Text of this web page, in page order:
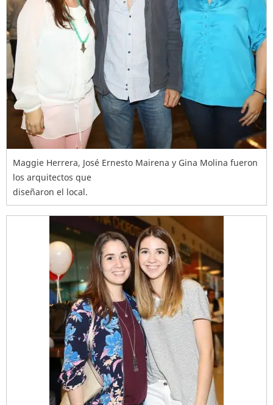
Maggie Herrera, José Ernesto Mairena y Gina Molina fueron
los arquitectos que
diseñaron el local.